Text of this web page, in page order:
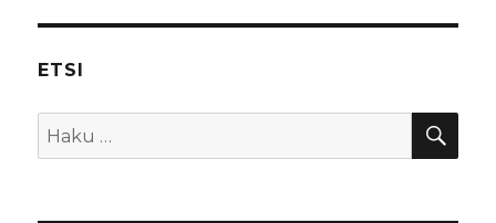
ETSI
Etsi: